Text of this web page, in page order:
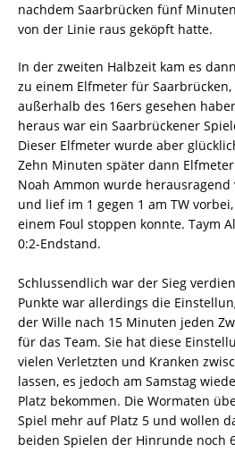
nachdem Saarbrücken fünf
von der Linie raus geköpft hatte.
In der zweiten Halbzeit kam es
zu einem Elfmeter für
außerhalb des 16ers gesehen
heraus war ein Saarbrückener
Dieser Elfmeter wurde aber
Zehn Minuten später dann
Noah Ammon wurde
und lief im 1 gegen 1 am TW
einem Foul stoppen konnte. Taym
0:2-Endstand.
Schlussendlich war der Sieg
Punkte war allerdings die
der Wille nach 15 Minuten jeden
für das Team. Sie hat diese
vielen Verletzten und Kranken
lassen, es jedoch am Samstag
Platz bekommen. Die Wormaten
Spiel mehr auf Platz 5 und wollen
beiden Spielen der Hinrunde noch